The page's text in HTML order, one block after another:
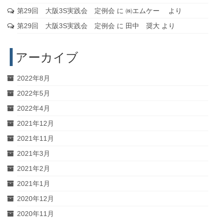
第29回 大阪3S実践会 定例会 に ㈱エムケー
より
第29回 大阪3S実践会 定例会 に 田中 奨大 より
アーカイブ
2022年8月
2022年5月
2022年4月
2021年12月
2021年11月
2021年3月
2021年2月
2021年1月
2020年12月
2020年11月